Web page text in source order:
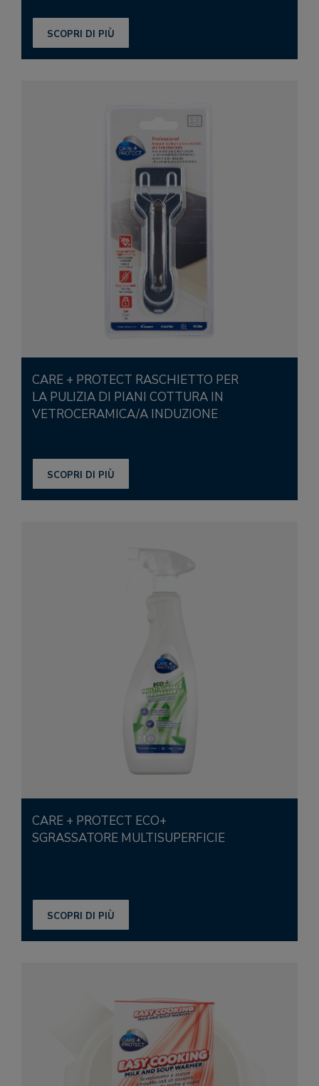
SCOPRI DI PIÙ
CARE + PROTECT RASCHIETTO PER
LA PULIZIA DI PIANI COTTURA IN
VETROCERAMICA/A INDUZIONE
SCOPRI DI PIÙ
CARE + PROTECT ECO+
SGRASSATORE MULTISUPERFICIE
SCOPRI DI PIÙ